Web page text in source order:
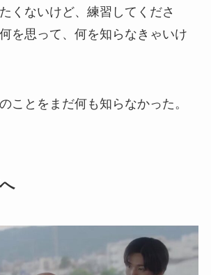
くないけど、練習してくださ
を思って、何を知らなきゃいけ
ことをまだ何も知らなかった。